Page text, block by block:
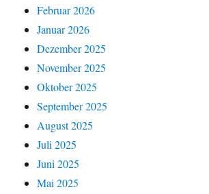
Februar 2026
Januar 2026
Dezember 2025
November 2025
Oktober 2025
September 2025
August 2025
Juli 2025
Juni 2025
Mai 2025